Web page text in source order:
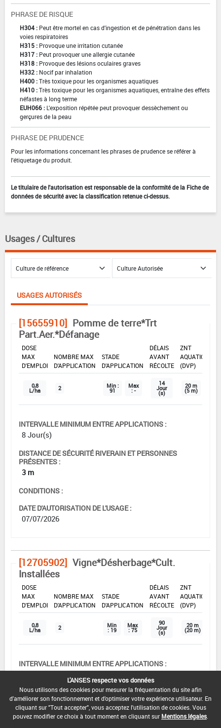
PHRASE DE RISQUE
H304 : Peut être mortel en cas d'ingestion et de pénétration dans les
voies respiratoires
H315 : Provoque une irritation cutanée
H317 : Peut provoquer une allergie cutanée
H318 : Provoque des lésions oculaires graves
H332 : Nocif par inhalation
H400 :Très toxique pour les organismes aquatiques
H410 :Très toxique pour les organismes aquatiques, entraîne des effets
néfastes à long terme
EUH066 : L'exposition répétée peut provoquer dessèchement ou
gerçures de la peau
PHRASE DE PRUDENCE
Pour les informations concernant les phrases de prudence se référer à
l'étiquetage du produit.
Le titulaire de l'autorisation est responsable de la conformité de la Fiche de
données de sécurité avec la classification retenue ci-dessus.
Usages / Cultures
USAGES AUTORISÉS
[15655910] Pomme de terre*Trt
Part.Aer.*Défanage
DOSE
MAX
D'EMPLOI
NOMBRE MAX
D'APPLICATION
STADE
D'APPLICATION
DÉLAIS
AVANT
RÉCOLTE
ZNT
AQUATIQUE
(DVP)
0,8
L/ha 2 Min :
91
Max
: -
14
Jour
(s)
20 m
(5 m)
INTERVALLE MINIMUM ENTRE APPLICATIONS :
8 Jour(s)
DISTANCE DE SÉCURITÉ RIVERAIN ET PERSONNES
PRÉSENTES :
3 m
CONDITIONS :
DATE D'AUTORISATION DE L'USAGE :
07/07/2026
[12705902] Vigne*Désherbage*Cult.
Installées
DOSE
MAX
D'EMPLOI
NOMBRE MAX
D'APPLICATION
STADE
D'APPLICATION
DÉLAIS
AVANT
RÉCOLTE
ZNT
AQUATIQUE
(DVP)
0,8
L/ha 2 Min
: 19
Max
: 75
90
Jour
(s)
20 m
(20 m)
INTERVALLE MINIMUM ENTRE APPLICATIONS :
28 Jour(s)
DISTANCE DE SÉCURITÉ RIVERAIN ET PERSONNES
PRÉSENTES :
3 m
L'ANSES respecte vos données
Nous utilisons des cookies pour mesurer la fréquentation du site afin
d'améliorer son fonctionnement et d'optimiser votre expérience utilisateur. En
cliquant sur "Tout accepter", vous acceptez l'utilisation de cookies. Vous
pouvez modifier ce choix à tout moment en cliquant sur Mentions légales